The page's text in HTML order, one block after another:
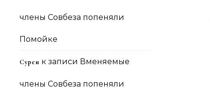
члены Совбеза попеняли
Помойке
Сурен к записи Вменяемые
члены Совбеза попеняли